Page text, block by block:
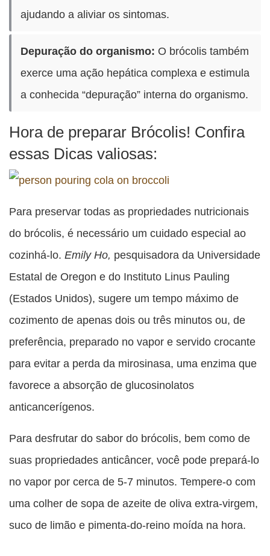
ajudando a aliviar os sintomas.
Depuração do organismo: O brócolis também
exerce uma ação hepática complexa e estimula
a conhecida “depuração” interna do organismo.
Hora de preparar Brócolis! Confira
essas Dicas valiosas:
Para preservar todas as propriedades nutricionais
do brócolis, é necessário um cuidado especial ao
cozinhá-lo. Emily Ho, pesquisadora da Universidade
Estatal de Oregon e do Instituto Linus Pauling
(Estados Unidos), sugere um tempo máximo de
cozimento de apenas dois ou três minutos ou, de
preferência, preparado no vapor e servido crocante
para evitar a perda da mirosinasa, uma enzima que
favorece a absorção de glucosinolatos
anticancerígenos.
Para desfrutar do sabor do brócolis, bem como de
suas propriedades anticâncer, você pode prepará-lo
no vapor por cerca de 5-7 minutos. Tempere-o com
uma colher de sopa de azeite de oliva extra-virgem,
suco de limão e pimenta-do-reino moída na hora.